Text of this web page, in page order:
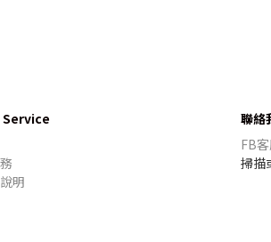
Service
明
聯絡
FB
掃描